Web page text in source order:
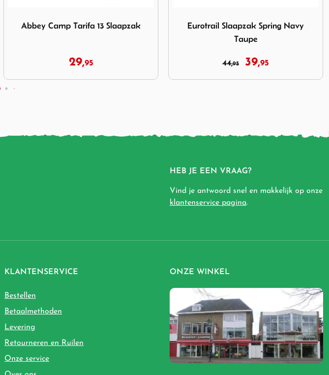
Eurotrail Slaapzak Spring Navy
95 39,
Polydaun Gapa Slaapzak
Dekenmodel Zwart
49,95
HEB JE EEN VRAAG?
Vind je antwoord snel en makkelijk op onze
klantenservice pagina.
KLANTENSERVICE
Bestellen
Betaalmethoden
Levering
Retourneren en Ruilen
Onze service
ONZE WINKEL